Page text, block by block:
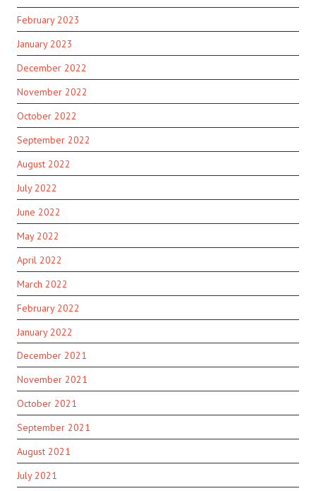
February 2023
January 2023
December 2022
November 2022
October 2022
September 2022
August 2022
July 2022
June 2022
May 2022
April 2022
March 2022
February 2022
January 2022
December 2021
November 2021
October 2021
September 2021
August 2021
July 2021